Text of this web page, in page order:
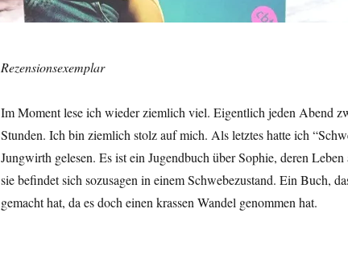
Rezensionsexemplar
Im Moment lese ich wieder ziemlich viel. Eigentlich jeden Abend
Stunden. Ich bin ziemlich stolz auf mich. Als letztes hatte ich
Jungwirth gelesen. Es ist ein Jugendbuch über Sophie, deren
sie befindet sich sozusagen in einem Schwebezustand. Ein Buch,
gemacht hat, da es doch einen krassen Wandel genommen hat.